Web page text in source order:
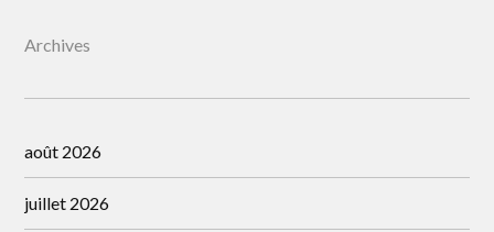
Archives
août 2026
juillet 2026